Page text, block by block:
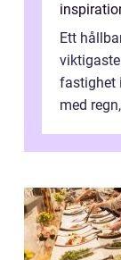
Ett
fastighet
med